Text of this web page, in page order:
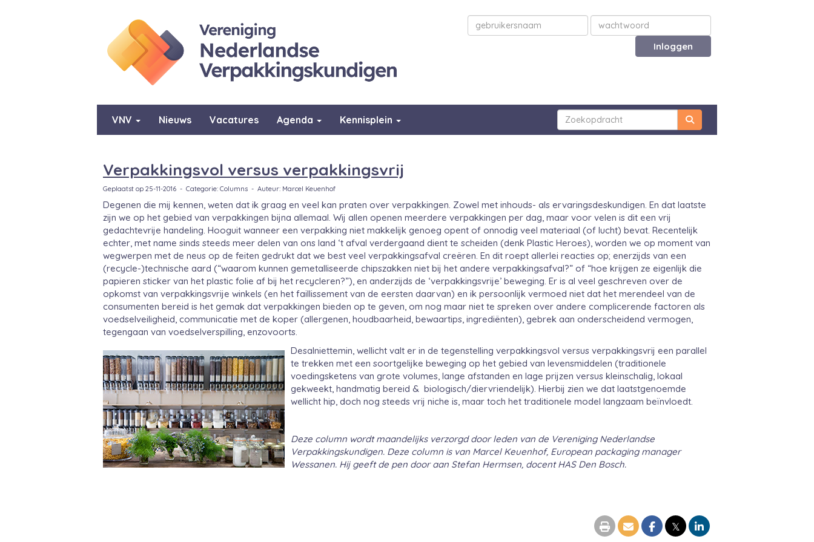
Inloggen
VNV Nieuws Vacatures Agenda Kennisplein
Verpakkingsvol versus verpakkingsvrij
Geplaatst op 25-11-2016 - Categorie: Columns - Auteur: Marcel Keuenhof
Degenen die mij kennen, weten dat ik graag en veel kan praten over verpakkingen. Zowel met inhouds- als ervaringsdeskundigen. En dat laatste
zijn we op het gebied van verpakkingen bijna allemaal. Wij allen openen meerdere verpakkingen per dag, maar voor velen is dit een vrij
gedachtevrije handeling. Hooguit wanneer een verpakking niet makkelijk genoeg opent of onnodig veel materiaal (of lucht) bevat. Recentelijk
echter, met name sinds steeds meer delen van ons land ‘t afval verdergaand dient te scheiden (denk Plastic Heroes), worden we op moment van
wegwerpen met de neus op de feiten gedrukt dat we best veel verpakkingsafval creëren. En dit roept allerlei reacties op; enerzijds van een
(recycle-)technische aard (“waarom kunnen gemetalliseerde chipszakken niet bij het andere verpakkingsafval?” of “hoe krijgen ze eigenlijk die
papieren sticker van het plastic folie af bij het recycleren?”), en anderzijds de ‘verpakkingsvrije’ beweging. Er is al veel geschreven over de
opkomst van verpakkingsvrije winkels (en het faillissement van de eersten daarvan) en ik persoonlijk vermoed niet dat het merendeel van de
consumenten bereid is het gemak dat verpakkingen bieden op te geven, om nog maar niet te spreken over andere complicerende factoren als
voedselveiligheid, communicatie met de koper (allergenen, houdbaarheid, bewaartips, ingrediënten), gebrek aan onderscheidend vermogen,
tegengaan van voedselverspilling, enzovoorts.
Desalniettemin, wellicht valt er in de tegenstelling verpakkingsvol versus verpakkingsvrij een parallel
te trekken met een soortgelijke beweging op het gebied van levensmiddelen (traditionele
voedingsketens van grote volumes, lange afstanden en lage prijzen versus kleinschalig, lokaal
gekweekt, handmatig bereid & biologisch/diervriendelijk). Hierbij zien we dat laatstgenoemde
wellicht hip, doch nog steeds vrij niche is, maar toch het traditionele model langzaam beïnvloedt.
Deze column wordt maandelijks verzorgd door leden van de Vereniging Nederlandse
Verpakkingskundigen. Deze column is van Marcel Keuenhof, European packaging manager
Wessanen. Hij geeft de pen door aan Stefan Hermsen, docent HAS Den Bosch.
𝕏